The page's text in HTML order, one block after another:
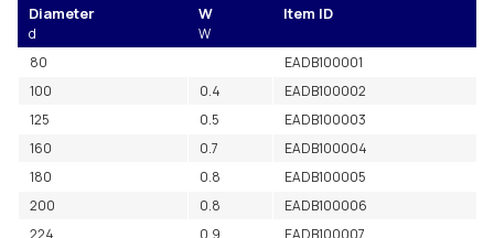
Diameter W Item ID
d
W
80
EADB100001
100
0.4
EADB100002
125
0.5
EADB100003
160
0.7
EADB100004
180
0.8
EADB100005
200
0.8
EADB100006
224
0.9
EADB100007